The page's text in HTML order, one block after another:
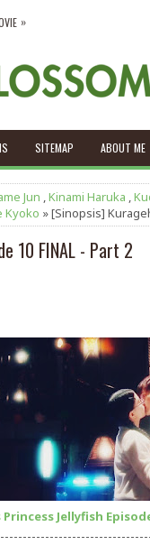
»
SITEMAP ABOUT ME
Jun ,Kinami Haruka ,
Kyoko » [Sinopsis]
10 FINAL - Part 2
Jellyfish